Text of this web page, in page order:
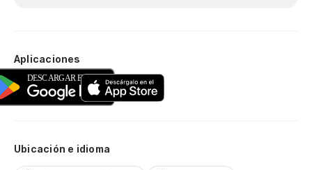
Aplicaciones
Ubicación e idioma